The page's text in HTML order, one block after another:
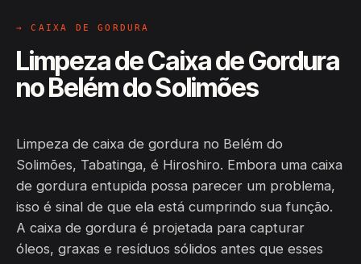
→ CAIXA DE GORDURA
Limpeza de Caixa de Gordura
no Belém do Solimões
Limpeza de caixa de gordura no Belém do
Solimões, Tabatinga, é Hiroshiro. Embora uma caixa
de gordura entupida possa parecer um problema,
isso é sinal de que ela está cumprindo sua função.
A caixa de gordura é projetada para capturar
óleos, graxas e resíduos sólidos antes que esses